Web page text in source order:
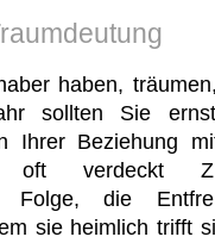
haben,
sollten Sie
Beziehung
verdeckt
Folge, die
sie heimlich trifft